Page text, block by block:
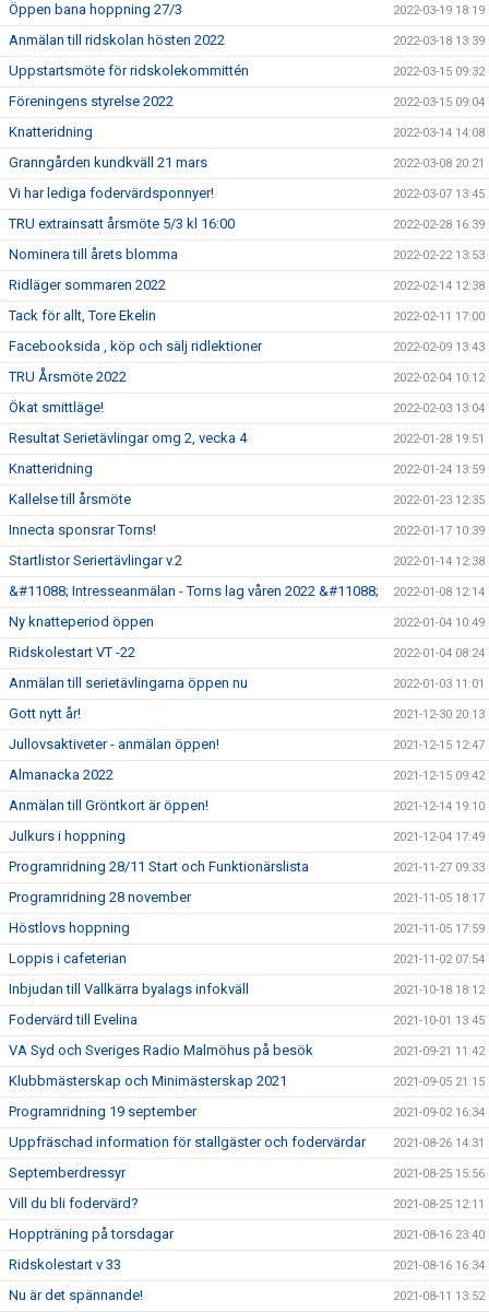
Öppen bana hoppning 27/3 2022-03-19 18:19
Anmälan till ridskolan hösten 2022 2022-03-18 13:39
Uppstartsmöte för ridskolekommittén 2022-03-15 09:32
Föreningens styrelse 2022 2022-03-15 09:04
Knatteridning 2022-03-14 14:08
Granngården kundkväll 21 mars 2022-03-08 20:21
Vi har lediga fodervärdsponnyer! 2022-03-07 13:45
TRU extrainsatt årsmöte 5/3 kl 16:00 2022-02-28 16:39
Nominera till årets blomma 2022-02-22 13:53
Ridläger sommaren 2022 2022-02-14 12:38
Tack för allt, Tore Ekelin 2022-02-11 17:00
Facebooksida , köp och sälj ridlektioner 2022-02-09 13:43
TRU Årsmöte 2022 2022-02-04 10:12
Ökat smittläge! 2022-02-03 13:04
Resultat Serietävlingar omg 2, vecka 4 2022-01-28 19:51
Knatteridning 2022-01-24 13:59
Kallelse till årsmöte 2022-01-23 12:35
Innecta sponsrar Torns! 2022-01-17 10:39
Startlistor Seriertävlingar v.2 2022-01-14 12:38
&#11088; Intresseanmälan - Torns lag våren 2022 &#11088; 2022-01-08 12:14
Ny knatteperiod öppen 2022-01-04 10:49
Ridskolestart VT -22 2022-01-04 08:24
Anmälan till serietävlingarna öppen nu 2022-01-03 11:01
Gott nytt år! 2021-12-30 20:13
Jullovsaktiveter - anmälan öppen! 2021-12-15 12:47
Almanacka 2022 2021-12-15 09:42
Anmälan till Gröntkort är öppen! 2021-12-14 19:10
Julkurs i hoppning 2021-12-04 17:49
Programridning 28/11 Start och Funktionärslista 2021-11-27 09:33
Programridning 28 november 2021-11-05 18:17
Höstlovs hoppning 2021-11-05 17:59
Loppis i cafeterian 2021-11-02 07:54
Inbjudan till Vallkärra byalags infokväll 2021-10-18 18:12
Fodervärd till Evelina 2021-10-01 13:45
VA Syd och Sveriges Radio Malmöhus på besök 2021-09-21 11:42
Klubbmästerskap och Minimästerskap 2021 2021-09-05 21:15
Programridning 19 september 2021-09-02 16:34
Uppfräschad information för stallgäster och fodervärdar 2021-08-26 14:31
Septemberdressyr 2021-08-25 15:56
Vill du bli fodervärd? 2021-08-25 12:11
Hoppträning på torsdagar 2021-08-16 23:40
Ridskolestart v 33 2021-08-16 16:34
Nu är det spännande! 2021-08-11 13:52